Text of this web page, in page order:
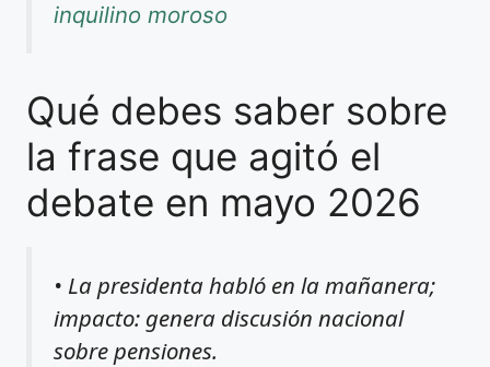
inquilino moroso
Qué debes saber sobre
la frase que agitó el
debate en mayo 2026
• La presidenta habló en la mañanera;
impacto: genera discusión nacional
sobre pensiones.